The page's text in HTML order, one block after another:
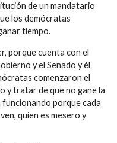
de un mandatario
los demócratas
tiempo.
porque cuenta con el
y el Senado y él
comenzaron el
y tratar de que no gane la
porque cada
quien es mesero y